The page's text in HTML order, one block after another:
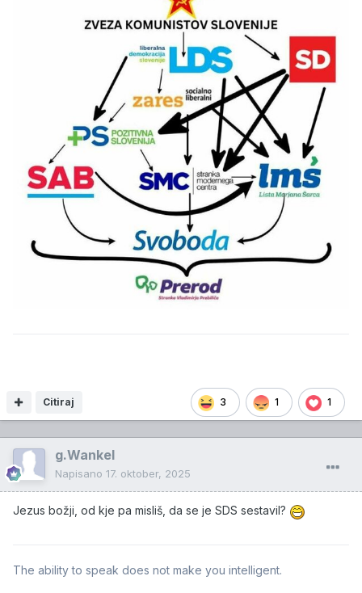
3 1 1
Citiraj
g.Wankel
Napisano 17. oktober, 2025
Jezus božji, od kje pa misliš, da se je SDS sestavil?
The ability to speak does not make you intelligent.